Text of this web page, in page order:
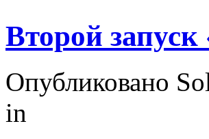
Второй
Опубликовано
in